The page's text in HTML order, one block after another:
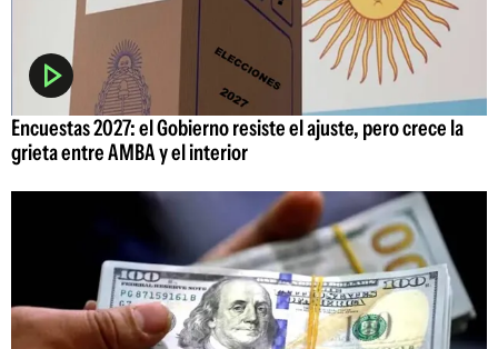
Encuestas 2027: el Gobierno resiste el ajuste, pero crece la
grieta entre AMBA y el interior